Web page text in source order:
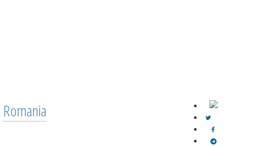
Romania